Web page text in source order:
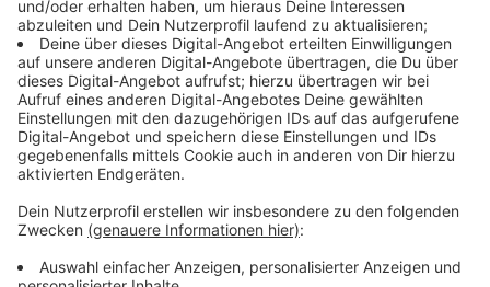
Die Comedy-Camper
Anzeige